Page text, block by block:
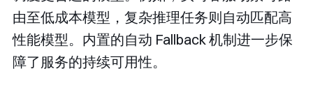
由至低成本模型，复杂推理任务则自动匹配高
性能模型。内置的自动 Fallback 机制进一步保
障了服务的持续可用性。